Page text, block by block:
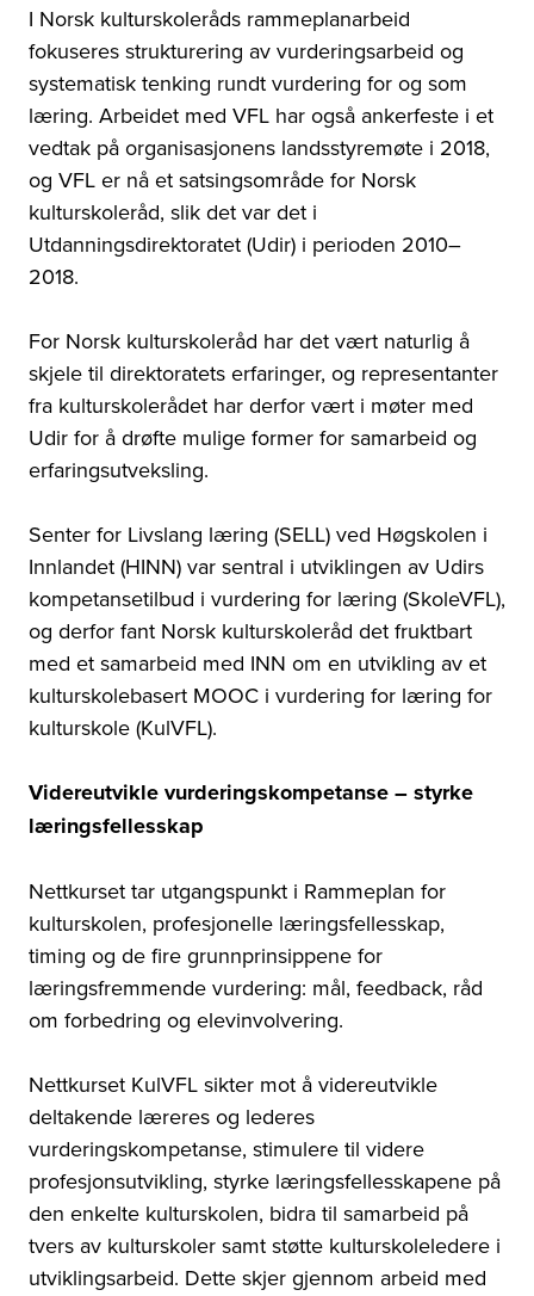
I Norsk kulturskoleråds rammeplanarbeid
fokuseres strukturering av vurderingsarbeid og
systematisk tenking rundt vurdering for og som
læring. Arbeidet med VFL har også ankerfeste i et
vedtak på organisasjonens landsstyremøte i 2018,
og VFL er nå et satsingsområde for Norsk
kulturskoleråd, slik det var det i
Utdanningsdirektoratet (Udir) i perioden 2010–
2018.
For Norsk kulturskoleråd har det vært naturlig å
skjele til direktoratets erfaringer, og representanter
fra kulturskolerådet har derfor vært i møter med
Udir for å drøfte mulige former for samarbeid og
erfaringsutveksling.
Senter for Livslang læring (SELL) ved Høgskolen i
Innlandet (HINN) var sentral i utviklingen av Udirs
kompetansetilbud i vurdering for læring (SkoleVFL),
og derfor fant Norsk kulturskoleråd det fruktbart
med et samarbeid med INN om en utvikling av et
kulturskolebasert MOOC i vurdering for læring for
kulturskole (KulVFL).
Videreutvikle vurderingskompetanse – styrke
læringsfellesskap
Nettkurset tar utgangspunkt i Rammeplan for
kulturskolen, profesjonelle læringsfellesskap,
timing og de fire grunnprinsippene for
læringsfremmende vurdering: mål, feedback, råd
om forbedring og elevinvolvering.
Nettkurset KulVFL sikter mot å videreutvikle
deltakende læreres og lederes
vurderingskompetanse, stimulere til videre
profesjonsutvikling, styrke læringsfellesskapene på
den enkelte kulturskolen, bidra til samarbeid på
tvers av kulturskoler samt støtte kulturskoleledere i
utviklingsarbeid. Dette skjer gjennom arbeid med